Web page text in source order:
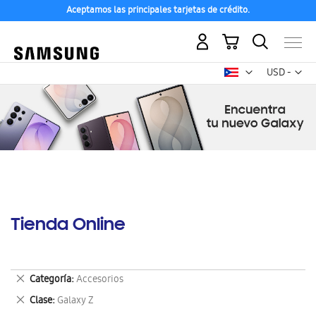
Aceptamos las principales tarjetas de crédito.
USD -
dólar
Mi carrito
Tienda Online
Categoría Accesorios
Eliminar
este
artículo
Clase Galaxy Z
Eliminar